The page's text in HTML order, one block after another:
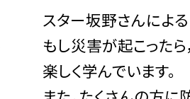
スター坂野さんによる
もし災害が起こった
楽しく学んでいます。